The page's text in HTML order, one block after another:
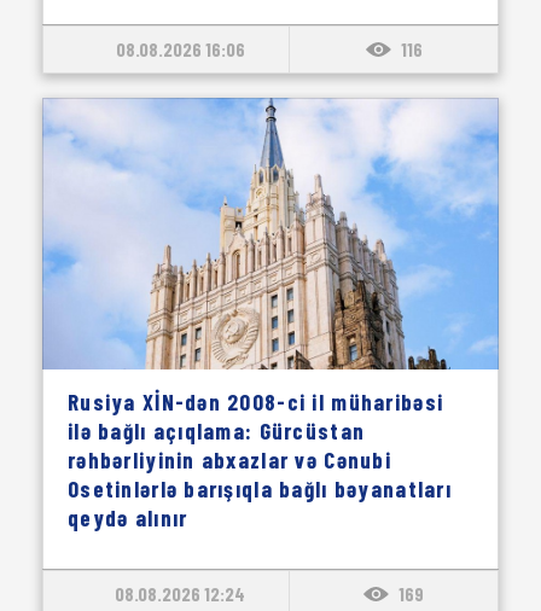
08.08.2026 16:06 116
Rusiya XİN-dən 2008-ci il müharibəsi
ilə bağlı açıqlama: Gürcüstan
rəhbərliyinin abxazlar və Cənubi
Osetinlərlə barışıqla bağlı bəyanatları
qeydə alınır
08.08.2026 12:24 169